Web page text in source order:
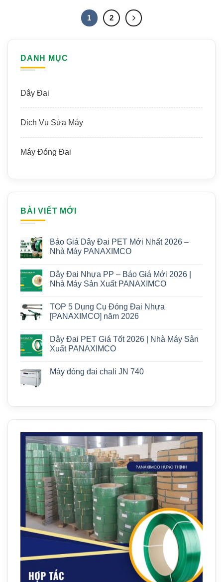
1 2
DANH MỤC
Dây Đai
Dịch Vụ Sửa Máy
Máy Đóng Đai
BÀI VIẾT MỚI
Báo Giá Dây Đai PET Mới Nhất 2026 –
Nhà Máy PANAXIMCO
Dây Đai Nhựa PP – Báo Giá Mới 2026 |
Nhà Máy Sản Xuất PANAXIMCO
TOP 5 Dụng Cụ Đóng Đai Nhựa
[PANAXIMCO] năm 2026
Dây Đai PET Giá Tốt 2026 | Nhà Máy Sản
Xuất PANAXIMCO
Máy đóng đai chali JN 740